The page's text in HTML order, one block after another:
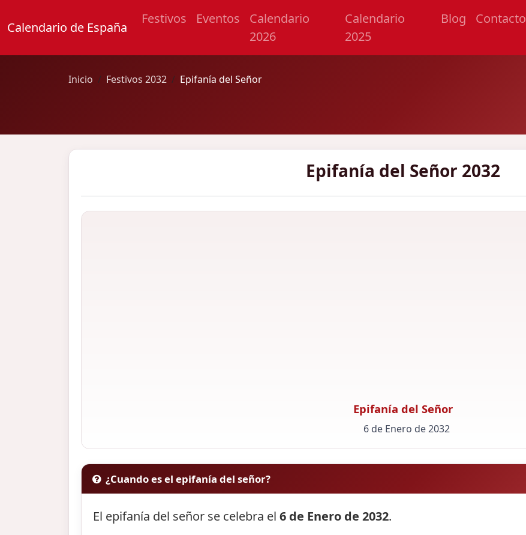
Calendario de España
Festivos Eventos
Calendario
2026
Calendario
2025
Blog Contacto
Inicio Festivos 2032 Epifanía del Señor
Epifanía del Señor 2032
Epifanía del Señor
6 de Enero de 2032
¿Cuando es el epifanía del señor?
El epifanía del señor se celebra el6 de Enero de 2032.